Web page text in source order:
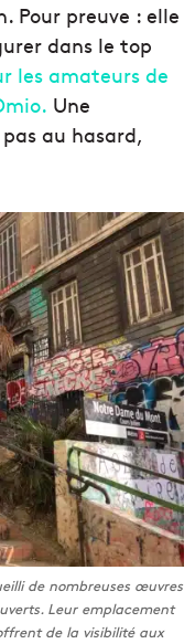
Pour preuve : elle
dans le top
les amateurs de
Une
au hasard,
de nombreuses œuvres
Leur emplacement
de la visibilité aux